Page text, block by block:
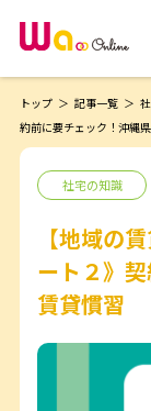
トップ 記事一覧
約前に要チェック！沖縄
社宅の知識
【地域の
ート２》
賃貸慣習